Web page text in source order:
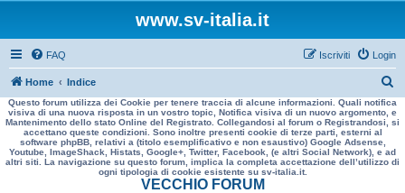
www.sv-italia.it
FAQ Login
Iscriviti
Home Indice
e
r
a
Questo forum utilizza dei Cookie per tenere traccia di alcune informazioni. Quali notifica
visiva di una nuova risposta in un vostro topic, Notifica visiva di un nuovo argomento, e
Mantenimento dello stato Online del Registrato. Collegandosi al forum o Registrandosi, si
accettano queste condizioni. Sono inoltre presenti cookie di terze parti, esterni al
software phpBB, relativi a (titolo esemplificativo e non esaustivo) Google Adsense,
Youtube, ImageShack, Histats, Google+, Twitter, Facebook, (e altri Social Network), e ad
altri siti. La navigazione su questo forum, implica la completa accettazione dell’utilizzo di
ogni tipologia di cookie esistente su sv-italia.it.
VECCHIO FORUM